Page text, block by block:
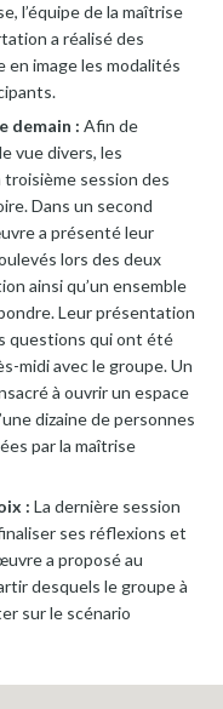
l’équipe de la maîtrise
a réalisé des
image les modalités
demain : Afin de
vue divers, les
session des
Dans un second
a présenté leur
lors des deux
ainsi qu’un ensemble
Leur présentation
questions qui ont été
midi avec le groupe. Un
à ouvrir un espace
dizaine de personnes
par la maîtrise
: La dernière session
ses réflexions et
a proposé au
desquels le groupe à
sur le scénario